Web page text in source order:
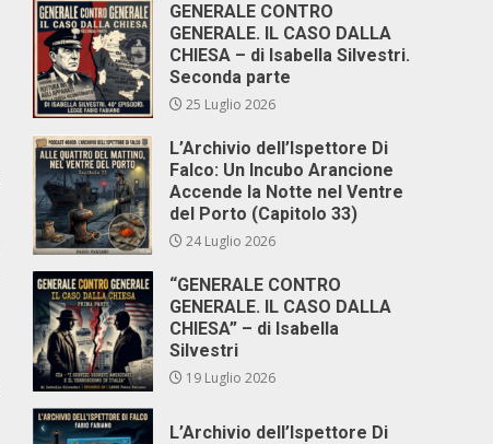
GENERALE CONTRO
GENERALE. IL CASO DALLA
CHIESA – di Isabella Silvestri.
Seconda parte
25 Luglio 2026
L’Archivio dell’Ispettore Di
Falco: Un Incubo Arancione
Accende la Notte nel Ventre
del Porto (Capitolo 33)
24 Luglio 2026
“GENERALE CONTRO
GENERALE. IL CASO DALLA
CHIESA” – di Isabella
Silvestri
19 Luglio 2026
L’Archivio dell’Ispettore Di